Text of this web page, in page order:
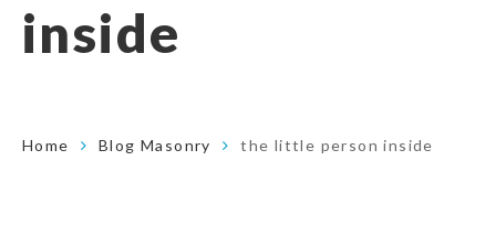
inside
Home Blog Masonry the little person inside